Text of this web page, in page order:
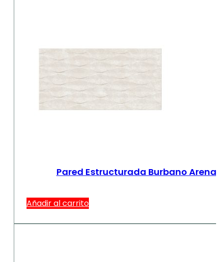
Pared Estructurada Burbano Arena
Añadir al carrito